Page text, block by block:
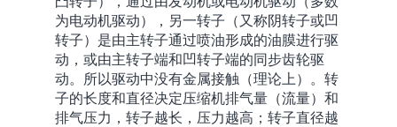
为电动机驱动），另一转子（又称阴转子或凹
转子）是由主转子通过喷油形成的油膜进行驱
动，或由主转子端和凹转子端的同步齿轮驱
动。所以驱动中没有金属接触（理论上）。转
子的长度和直径决定压缩机排气量（流量）和
排气压力，转子越长，压力越高；转子直径越